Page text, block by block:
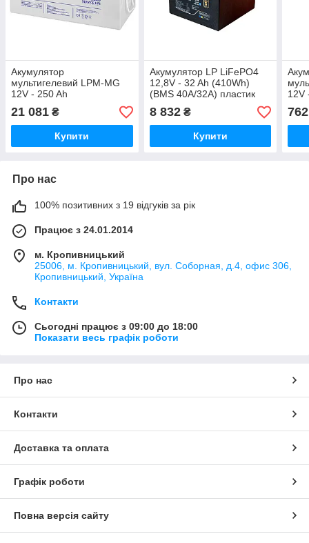
Акумулятор
мультигелевий LPM-MG
12V - 250 Ah
21 081 ₴
Купити
Акумулятор LP LiFePO4
12,8V - 32 Ah (410Wh)
(BMS 40А/32A) пластик
LCD USB Smart BT
8 832₴
Купити
12V
762
Про нас
100% позитивних з 19 відгуків за рік
Працює з 24.01.2014
м. Кропивницький
25006, м. Кропивницький, вул. Соборная, д.4, офис 306,
Кропивницький, Україна
Контакти
Сьогодні працює з 09:00 до 18:00
Показати весь графік роботи
Про нас
Контакти
Доставка та оплата
Графік роботи
Повна версія сайту